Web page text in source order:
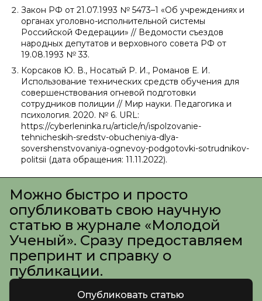
Закон РФ от 21.07.1993 № 5473–1 «Об учреждениях и
органах уголовно-исполнительной системы
Российской Федерации» // Ведомости съездов
народных депутатов и верховного совета РФ от
19.08.1993 № 33.
Корсаков Ю. В., Носатый Р. И., Романов Е. И.
Использование технических средств обучения для
совершенствования огневой подготовки
сотрудников полиции // Мир науки. Педагогика и
психология. 2020. № 6. URL:
https://cyberleninka.ru/article/n/ispolzovanie-
tehnicheskih-sredstv-obucheniya-dlya-
sovershenstvovaniya-ognevoy-podgotovki-sotrudnikov-
politsii (дата обращения: 11.11.2022).
Можно быстро и просто
опубликовать свою научную
статью в журнале «Молодой
Ученый». Сразу предоставляем
препринт и справку о
публикации.
Опубликовать статью